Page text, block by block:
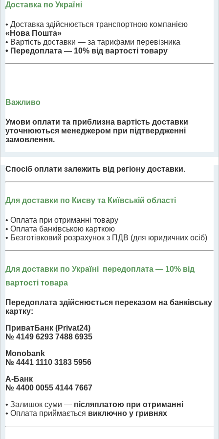
Доставка по Україні
• Доставка здійснюється транспортною компанією
«Нова Пошта»
• Вартість доставки — за тарифами перевізника
• Передоплата — 10% від вартості товару
Важливо
Умови оплати та приблизна вартість доставки
уточнюються менеджером при підтвердженні
замовлення.
Спосіб оплати залежить від регіону доставки.
Для доставки по Києву та Київській області
• Оплата при отриманні товару
• Оплата банківською карткою
• Безготівковий розрахунок з ПДВ (для юридичних осіб)
Для доставки по Україні передоплата — 10% від
вартості товара
Передоплата здійснюється переказом на банківську
картку:
ПриватБанк (Privat24)
№ 4149 6293 7488 6935
Monobank
№ 4441 1110 3183 5956
А-Банк
№ 4400 0055 4144 7667
• Залишок суми — післяплатою при отриманні
• Оплата приймається виключно у гривнях